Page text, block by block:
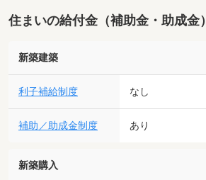
住まいの給付金（補助金・助成金）
新築建築
利子補給制度 なし
補助／助成金制度 あり
新築購入